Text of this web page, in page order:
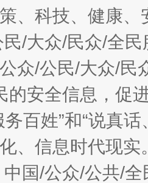
、科技、健康
/大众/民众/全
众/公民/大众/民
的安全信息，促
务百姓”和“说真
、信息时代现实
中国/公众/公共/